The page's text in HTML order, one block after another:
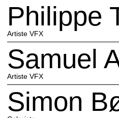
Philippe‎
Artiste VFX
Samuel
Artiste VFX
Simon